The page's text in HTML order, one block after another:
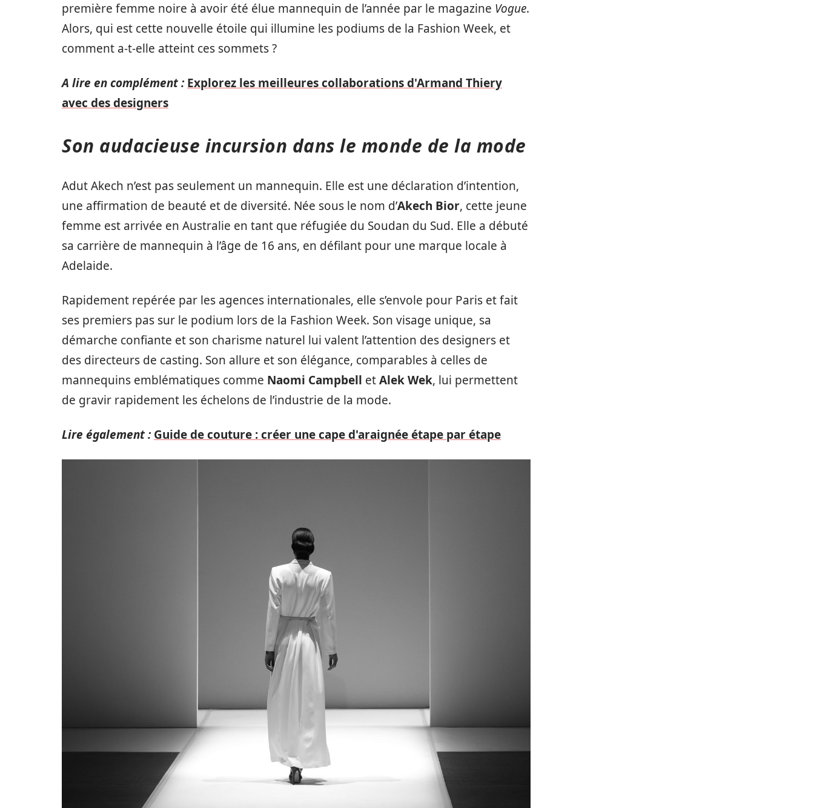
première femme noire à avoir été élue mannequin de l’année par le magazine Vogue.
Alors, qui est cette nouvelle étoile qui illumine les podiums de la Fashion Week, et
comment a-t-elle atteint ces sommets ?
A lire en complément : Explorez les meilleures collaborations d'Armand Thiery
avec des designers
Son audacieuse incursion dans le monde de la mode
Adut Akech n’est pas seulement un mannequin. Elle est une déclaration d’intention,
une affirmation de beauté et de diversité. Née sous le nom d’Akech Bior, cette jeune
femme est arrivée en Australie en tant que réfugiée du Soudan du Sud. Elle a débuté
sa carrière de mannequin à l’âge de 16 ans, en défilant pour une marque locale à
Adelaide.
Rapidement repérée par les agences internationales, elle s’envole pour Paris et fait
ses premiers pas sur le podium lors de la Fashion Week. Son visage unique, sa
démarche confiante et son charisme naturel lui valent l’attention des designers et
des directeurs de casting. Son allure et son élégance, comparables à celles de
mannequins emblématiques comme Naomi Campbell etAlek Wek, lui permettent
de gravir rapidement les échelons de l’industrie de la mode.
Lire également : Guide de couture : créer une cape d'araignée étape par étape